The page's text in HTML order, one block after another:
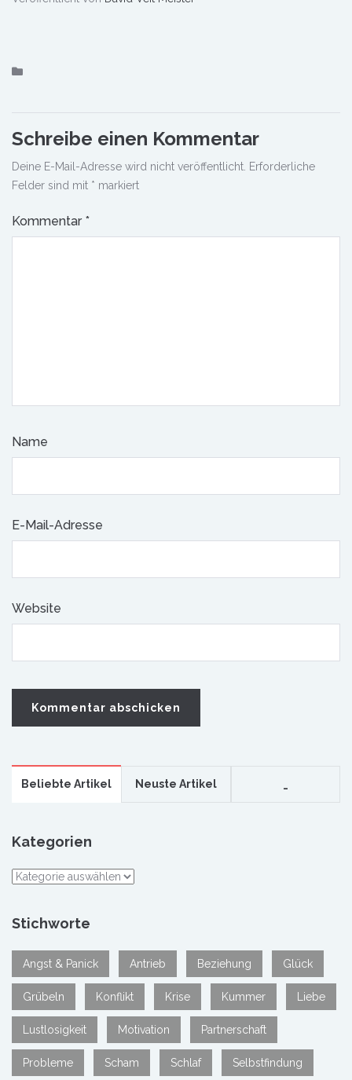
Schreibe einen Kommentar
Deine E-Mail-Adresse wird nicht veröffentlicht. Erforderliche
Felder sind mit * markiert
Kommentar *
Name
E-Mail-Adresse
Website
Beliebte Artikel Neuste Artikel
Kategorien
Kategorien
Stichworte
Angst & Panick Antrieb Beziehung Glück
Grübeln Konflikt Krise Kummer Liebe
Lustlosigkeit Motivation Partnerschaft
Probleme Scham Schlaf Selbstfindung